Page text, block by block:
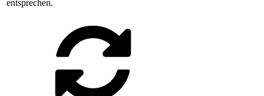
entsprechen.